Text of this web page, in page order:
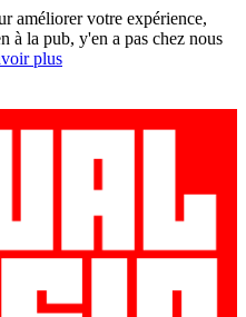
améliorer votre expérience,
à la pub, y'en a pas chez nous
plus